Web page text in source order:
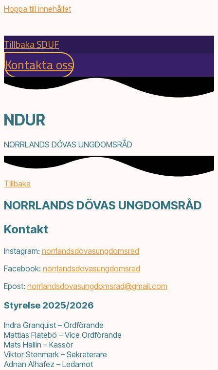
Hoppa till innehållet
Tillbaka SDUF
Kontakta oss
NDUR
NORRLANDS DÖVAS UNGDOMSRÅD
Tillbaka
NORRLANDS DÖVAS UNGDOMSRÅD
Kontakt
Instagram: norrlandsdovasungdomsrad
Facebook: norrlandsdovasungdomsrad
Epost: norrlandsdovasungdomsrad@gmail.com
Styrelse 2025/2026
Indra Granquist – Ordförande
Mattias Flatebö – Vice Ordförande
Mats Hallin – Kassör
Viktor Stenmark – Sekreterare
Adnan Alhafez – Ledamot